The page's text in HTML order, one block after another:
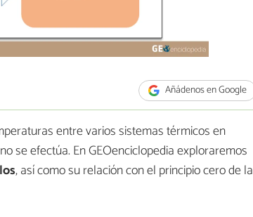
Añádenos en Google
entre varios sistemas térmicos en
se efectúa. En GEOenciclopedia exploraremos
, así como su relación con el principio cero de la